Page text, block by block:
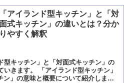
「アイランド型キッチン」と「対
式キッチン」の違いとは？分か
りやすく解釈
型キッチン」と「対面式キッチン」の
きます。 「アイランド型キッチン」
ン」の意味と概要について紹介しま